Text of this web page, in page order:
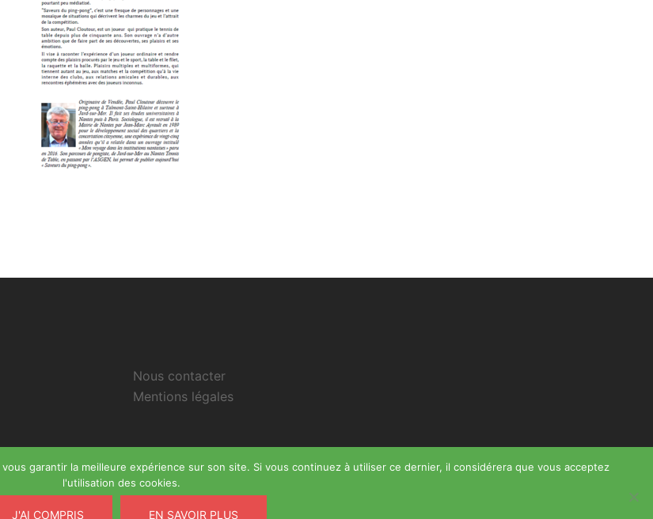
Nous contacter
Mentions légales
garantir la meilleure expérience sur son site. Si vous continuez à utiliser ce dernier, il considérera que vous acceptez
l'utilisation des cookies.
J'AI COMPRIS EN SAVOIR PLUS